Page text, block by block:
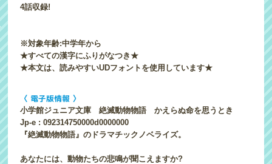
4話収録!
※対象年齢:中学年から
★すべての漢字にふりがなつき★
★本文は、読みやすいUDフォントを使用しています★
〈 電子版情報 〉
小学館ジュニア文庫 絶滅動物物語 かえらぬ命を思うとき
Jp-e : 092314750000d0000000
『絶滅動物物語』のドラマチックノベライズ。
あなたには、動物たちの悲鳴が聞こえますか?